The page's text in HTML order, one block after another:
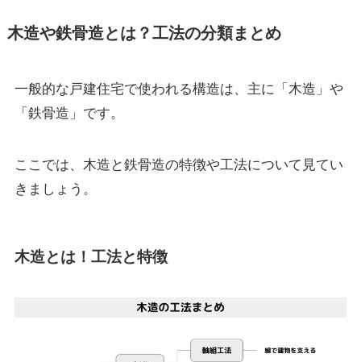
木造や鉄骨造とは？工法の分類まとめ
一般的な戸建住宅で使われる構造は、主に「木造」や
「鉄骨造」です。
ここでは、木造と鉄骨造の特徴や工法について見てい
きましょう。
木造とは！工法と特徴